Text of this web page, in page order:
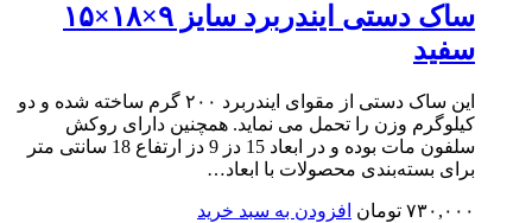
ساک دستی ایندربرد سایز ۹×۱۸×۱۵
سفید
این ساک دستی از مقوای ایندربرد ۲۰۰ گرم ساخته شده و دو
کیلوگرم وزن را تحمل می نماید. همچنین دارای روکش
سلفون مات بوده و در ابعاد 15 دز 9 دز ارتفاع 18 سانتی متر
برای بسته‌بندی محصولات با ابعاد…
۷۳۰,۰۰۰ تومان افزودن به سبد خرید